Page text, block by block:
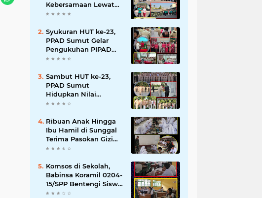
Kebersamaan Lewat
Senam Sehat dan
Bekangdam I/BB
Syukuran HUT ke-23,
PPAD Sumut Gelar
Pengukuhan PIPAD
Hingga Tradisi
Sambut HUT ke-23,
PPAD Sumut
Hidupkan Nilai
Pahlawan di TMP
Ribuan Anak Hingga
Ibu Hamil di Sunggal
Terima Pasokan Gizi
Gratis dari TNI dan
Komsos di Sekolah,
Babinsa Koramil 0204-
15/SPP Bentengi Siswa
SMPN 1 Sipispis dari